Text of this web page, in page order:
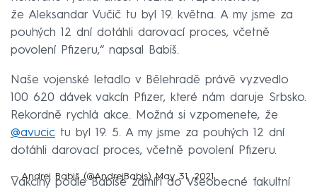
že Aleksandar Vučič tu byl 19. května. A my jsme za
pouhých 12 dní dotáhli darovací proces, včetně
povolení Pfizeru,“ napsal Babiš.
Naše vojenské letadlo v Bělehradě právě vyzvedlo
100 620 dávek vakcín Pfizer, které nám daruje Srbsko.
Rekordně rychlá akce. Možná si vzpomenete, že
@avucic tu byl 19. 5. A my jsme za pouhých 12 dní
dotáhli darovací proces, včetně povolení Pfizeru.
— Andrej Babiš (@AndrejBabis)May 31, 2021
Vakcíny podle Babiše zamíří do Všeobecné fakultní